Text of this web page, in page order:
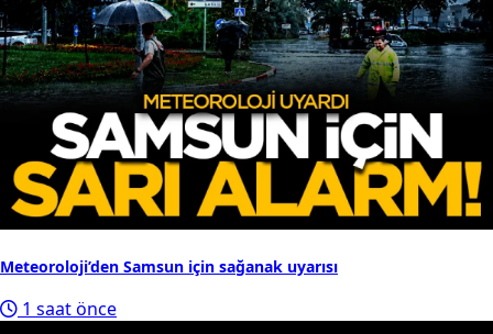
Meteoroloji’den Samsun için sağanak uyarısı
1 saat önce